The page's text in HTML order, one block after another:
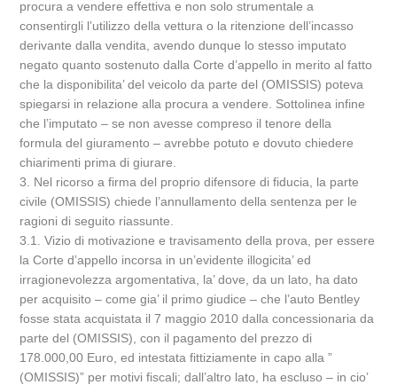
procura a vendere effettiva e non solo strumentale a
consentirgli l’utilizzo della vettura o la ritenzione dell’incasso
derivante dalla vendita, avendo dunque lo stesso imputato
negato quanto sostenuto dalla Corte d’appello in merito al fatto
che la disponibilita’ del veicolo da parte del (OMISSIS) poteva
spiegarsi in relazione alla procura a vendere. Sottolinea infine
che l’imputato – se non avesse compreso il tenore della
formula del giuramento – avrebbe potuto e dovuto chiedere
chiarimenti prima di giurare.
3. Nel ricorso a firma del proprio difensore di fiducia, la parte
civile (OMISSIS) chiede l’annullamento della sentenza per le
ragioni di seguito riassunte.
3.1. Vizio di motivazione e travisamento della prova, per essere
la Corte d’appello incorsa in un’evidente illogicita’ ed
irragionevolezza argomentativa, la’ dove, da un lato, ha dato
per acquisito – come gia’ il primo giudice – che l’auto Bentley
fosse stata acquistata il 7 maggio 2010 dalla concessionaria da
parte del (OMISSIS), con il pagamento del prezzo di
178.000,00 Euro, ed intestata fittiziamente in capo alla ”
(OMISSIS)” per motivi fiscali; dall’altro lato, ha escluso – in cio’